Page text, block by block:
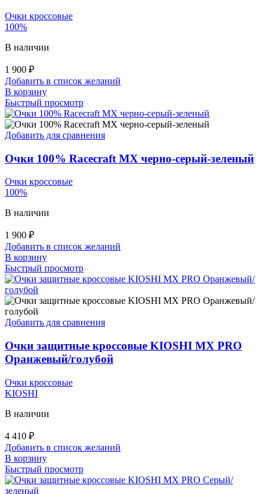
Очки кроссовые
100%
В наличии
1 900 ₽
Добавить в список желаний
В корзину
Быстрый просмотр
Добавить для сравнения
Очки 100% Racecraft MX черно-серый-зеленый
Очки кроссовые
100%
В наличии
1 900 ₽
Добавить в список желаний
В корзину
Быстрый просмотр
Добавить для сравнения
Очки защитные кроссовые KIOSHI MX PRO
Оранжевый/голубой
Очки кроссовые
KIOSHI
В наличии
4 410 ₽
Добавить в список желаний
В корзину
Быстрый просмотр